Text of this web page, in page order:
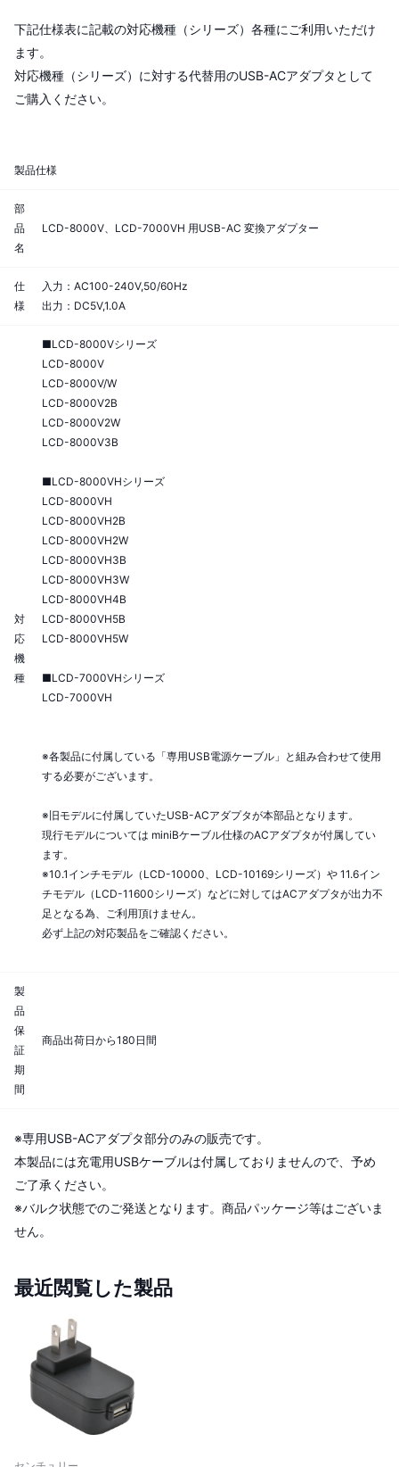
下記仕様表に記載の対応機種（シリーズ）各種にご利用いただけ
ます。
対応機種（シリーズ）に対する代替用のUSB-ACアダプタとして
ご購入ください。
製品仕様
部
品
名
LCD-8000V、LCD-7000VH 用USB-AC 変換アダプター
仕
様
入力：AC100-240V,50/60Hz
出力：DC5V,1.0A
対
応
機
種
■LCD-8000Vシリーズ
LCD-8000V
LCD-8000V/W
LCD-8000V2B
LCD-8000V2W
LCD-8000V3B
■LCD-8000VHシリーズ
LCD-8000VH
LCD-8000VH2B
LCD-8000VH2W
LCD-8000VH3B
LCD-8000VH3W
LCD-8000VH4B
LCD-8000VH5B
LCD-8000VH5W
■LCD-7000VHシリーズ
LCD-7000VH
※各製品に付属している「専用USB電源ケーブル」と組み合わせて使用
する必要がございます。
※旧モデルに付属していたUSB-ACアダプタが本部品となります。
現行モデルについては miniBケーブル仕様のACアダプタが付属してい
ます。
※10.1インチモデル（LCD-10000、LCD-10169シリーズ）や 11.6イン
チモデル（LCD-11600シリーズ）などに対してはACアダプタが出力不
足となる為、ご利用頂けません。
必ず上記の対応製品をご確認ください。
製
品
保
証
期
間
商品出荷日から180日間
※専用USB-ACアダプタ部分のみの販売です。
本製品には充電用USBケーブルは付属しておりませんので、予め
ご了承ください。
※バルク状態でのご発送となります。商品パッケージ等はございま
せん。
最近閲覧した製品